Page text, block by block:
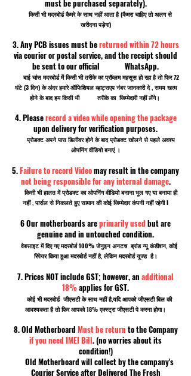
must be purchased separately).
किसी भी मदरबोर्ड कैमरे के साथ नहीं आता है (कैमरा चाहिए तो अलग से
खरीदना पड़ेगा)
3. Any PCB issues must bereturned within 72 hours
via courier or postal service, and the receipt should
be sent to our official WhatsApp.
बाई चांस मदरबोर्ड में किसी भी तरीके का प्रॉब्लम महसूस हो रहा है तो फिर 72
घंटे (3 दिन) के अंदर हमारे ऑफिशियल व्हाट्सएप नंबर जानकारी दे , समय खत्म
होने के बाद हम किसी भी तरीके का जिम्मेदारी नहीं लेंगे।
4. Pleaserecord a video while opening the package
upon delivery for verification purposes.
प्रोडक्ट अपने पास डिलीवर होने के बाद प्रोडक्ट खोलने से पहले अवश्य
ओपनिंग वीडियो बनाएं ।
5.Failure to record Videomay result in the company
not being responsible for any internal damage.
किसी भी हालत में प्रोडक्ट का ओपनिंग वीडियो बनाना भूल गए या बनाया ही
नहीं , पार्सल से निकलते हुए सामान की कोई जिम्मेदार कंपनी नहीं रहेगी I
6 Our motherboards areprimarily used but are
genuine and in untouched condition.
वेबसाइट में दिए गए मदरबोर्ड 100% जेनुइन अनटच ब्रांड न्यू कंडीशन, कोई
रिपेयर किया हुआ मदरबोर्ड नहीं है, लेकिन मदरबोर्ड यूज्ड है।
7. Prices NOT include GST; however, an additional
18%applies for GST.
कोई भी मदरबोर्ड जीएसटी के साथ नहीं है,यदि आपको जीएसटी बिल की
आवश्यकता है तो फिर आपको 18% एक्स्ट्रा जीएसटी पे करना होगा।
8. Old Motherboard Must be return to the Company
if you need IMEI Bill. (no worries about its
condition!)
Old Motherboard will collect by the company's
Courier Service after Delivered The Fresh